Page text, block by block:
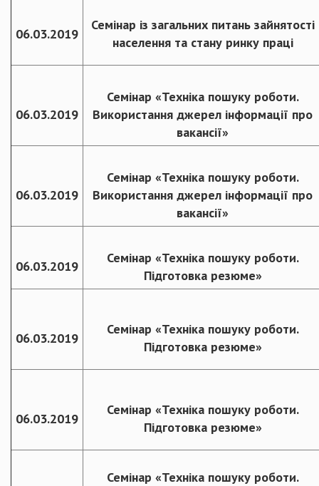
06.03.2019
Семінар із загальних питань зайнятості
населення та стану ринку праці
06.03.2019
Семінар «Техніка пошуку роботи.
Використання джерел інформації про
вакансії»
06.03.2019
Семінар «Техніка пошуку роботи.
Використання джерел інформації про
вакансії»
06.03.2019
Семінар «Техніка пошуку роботи.
Підготовка резюме»
06.03.2019
Семінар «Техніка пошуку роботи.
Підготовка резюме»
06.03.2019
Семінар «Техніка пошуку роботи.
Підготовка резюме»
Семінар «Техніка пошуку роботи.